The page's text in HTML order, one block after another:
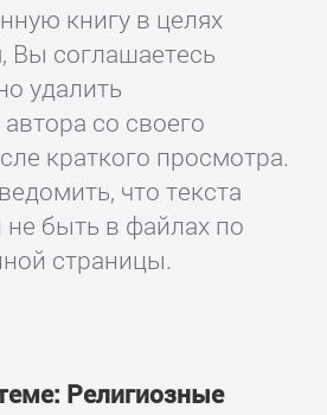
книгу в целях
Вы соглашаетесь
удалить
со своего
краткого просмотра.
что текста
быть в файлах по
страницы.
Религиозные